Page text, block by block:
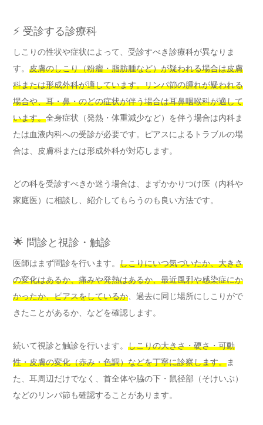
⚡ 受診する診療科
しこりの性状や症状によって、受診すべき診療科が異なりま
す。 皮膚のしこり（粉瘤・脂肪腫など）が疑われる場合は皮膚
科または形成外科が適しています。リンパ節の腫れが疑われる
場合や、耳・鼻・のどの症状が伴う場合は耳鼻咽喉科が適して
います。全身症状（発熱・体重減少など）を伴う場合は内科ま
たは血液内科への受診が必要です。ピアスによるトラブルの場
合は、皮膚科または形成外科が対応します。
どの科を受診すべきか迷う場合は、まずかかりつけ医（内科や
家庭医）に相談し、紹介してもらうのも良い方法です。
🌟 問診と視診・触診
医師はまず問診を行います。 しこりにいつ気づいたか、大きさ
の変化はあるか、痛みや発熱はあるか、最近風邪や感染症にか
かったか、ピアスをしているか、過去に同じ場所にしこりがで
きたことがあるか、などを確認します。
続いて視診と触診を行います。 しこりの大きさ・硬さ・可動
性・皮膚の変化（赤み・色調）などを丁寧に診察します。ま
た、耳周辺だけでなく、首全体や脇の下・鼠径部（そけいぶ）
などのリンパ節も確認することがあります。